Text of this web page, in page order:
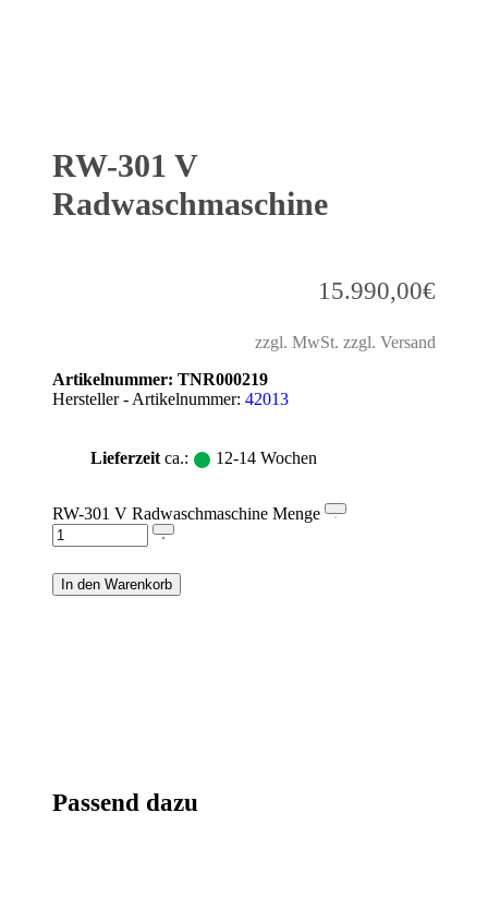
RW-301 V
Radwaschmaschine
15.990,00€
zzgl. MwSt. zzgl. Versand
Artikelnummer: TNR000219
Hersteller - Artikelnummer: 42013
Lieferzeit ca.: 12-14 Wochen
RW-301 V Radwaschmaschine Menge
In den Warenkorb
Passend dazu